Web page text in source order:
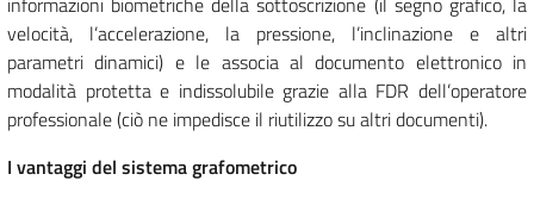
velocità, l’accelerazione, la pressione, l’inclinazione e altri
parametri dinamici) e le associa al documento elettronico in
modalità protetta e indissolubile grazie alla FDR dell’operatore
professionale (ciò ne impedisce il riutilizzo su altri documenti).
I vantaggi del sistema grafometrico